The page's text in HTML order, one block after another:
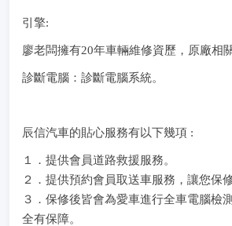
引擎:
廖老闆擁有20年車輛維修資歷，原廠相
診斷電腦：診斷電腦系統。
辰信汽車的貼心服務有以下幾項 :
１．提供會員道路救援服務。
２．提供預約會員取送車服務，讓您保
３．保修後皆會為愛車進行全車電腦檢
全有保障。